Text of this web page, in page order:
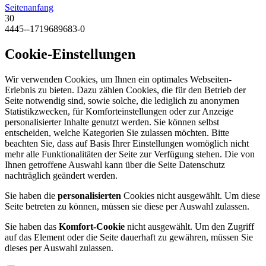
Seitenanfang
30
4445--1719689683-0
Cookie-Einstellungen
Wir verwenden Cookies, um Ihnen ein optimales Webseiten-
Erlebnis zu bieten. Dazu zählen Cookies, die für den Betrieb der
Seite notwendig sind, sowie solche, die lediglich zu anonymen
Statistikzwecken, für Komforteinstellungen oder zur Anzeige
personalisierter Inhalte genutzt werden. Sie können selbst
entscheiden, welche Kategorien Sie zulassen möchten. Bitte
beachten Sie, dass auf Basis Ihrer Einstellungen womöglich nicht
mehr alle Funktionalitäten der Seite zur Verfügung stehen. Die von
Ihnen getroffene Auswahl kann über die Seite Datenschutz
nachträglich geändert werden.
Sie haben die personalisierten Cookies nicht ausgewählt. Um diese
Seite betreten zu können, müssen sie diese per Auswahl zulassen.
Sie haben das Komfort-Cookie nicht ausgewählt. Um den Zugriff
auf das Element oder die Seite dauerhaft zu gewähren, müssen Sie
dieses per Auswahl zulassen.